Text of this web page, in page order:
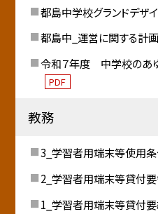
都島中学校グランドデザ
都島中_運営に関する計画
令和７年度 中学校のあゆ
PDF
教務
3_学習者用端末等使用
2_学習者用端末等貸付
1_学習者用端末等貸付